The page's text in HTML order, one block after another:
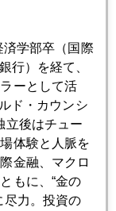
紀の新展開に順
5月 6月
11月 12月
学部卒（国際
行）を経て、
ーとして活
ド・カウンシ
立後はチュー
体験と人脈を
金融、マクロ
もに、“金の
尽力。投資の